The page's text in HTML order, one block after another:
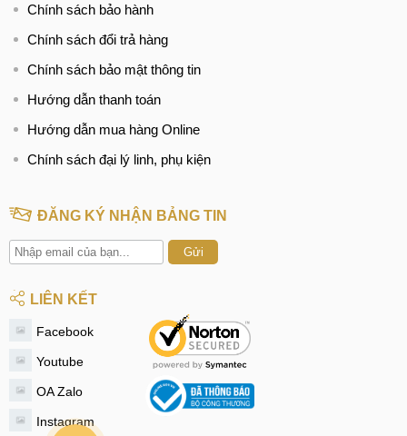
Chính sách bảo hành
Chính sách đổi trả hàng
Chính sách bảo mật thông tin
Hướng dẫn thanh toán
Hướng dẫn mua hàng Online
Chính sách đại lý linh, phụ kiện
ĐĂNG KÝ NHẬN BẢNG TIN
Gửi
LIÊN KẾT
Facebook
Youtube
OA Zalo
Instagram